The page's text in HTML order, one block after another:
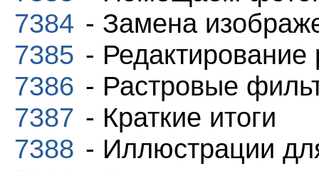
7384 - Замена
7385 - Редактирование
7386 - Растровые
7387 - Краткие итоги
7388 - Иллюстрации